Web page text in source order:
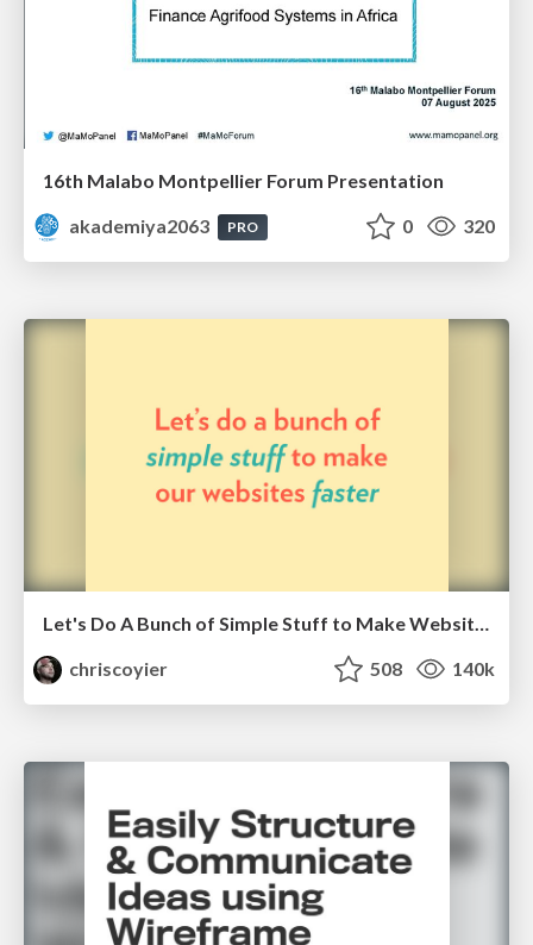
16th Malabo Montpellier Forum Presentation
akademiya2063
PRO 0 320
Let's Do A Bunch of Simple Stuff to Make Websites Faster
chriscoyier
508 140k